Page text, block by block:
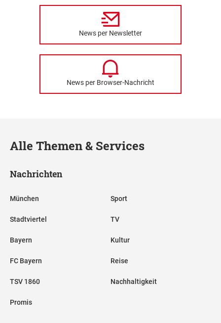
News per Newsletter
News per Browser-Nachricht
Alle Themen & Services
Nachrichten
München
Stadtviertel
Bayern
FC Bayern
TSV 1860
Promis
Sport
TV
Kultur
Reise
Nachhaltigkeit